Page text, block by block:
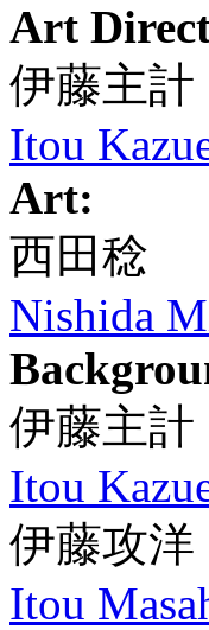
Art
伊藤主計
Itou
Art:
西田稔
Nishida
伊藤主計
Itou
伊藤攻洋
Itou